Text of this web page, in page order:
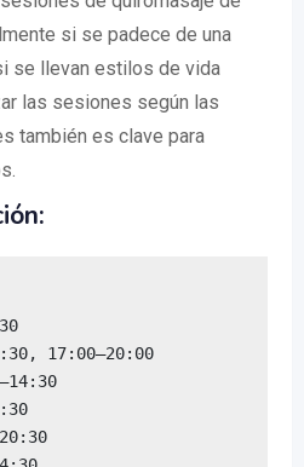
si se padece de una
se llevan estilos de vida
las sesiones según las
también es clave para